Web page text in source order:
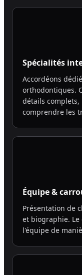
Spécialités
Accordéons
orthodontiques.
détails
comprendre les
Équipe &
Présentation de
et biographie.
l'équipe de